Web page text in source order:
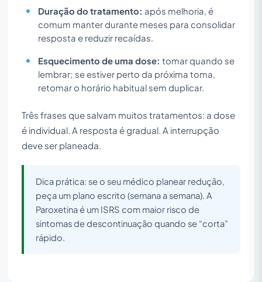
Duração do tratamento: após melhoria, é
comum manter durante meses para consolidar
resposta e reduzir recaídas.
Esquecimento de uma dose: tomar quando se
lembrar; se estiver perto da próxima toma,
retomar o horário habitual sem duplicar.
Três frases que salvam muitos tratamentos: a dose
é individual. A resposta é gradual. A interrupção
deve ser planeada.
Dica prática: se o seu médico planear redução,
peça um plano escrito (semana a semana). A
Paroxetina é um ISRS com maior risco de
sintomas de descontinuação quando se “corta”
rápido.